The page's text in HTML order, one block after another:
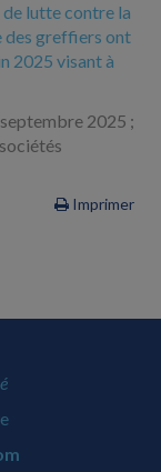
lutte contre la
des greffiers ont
2025 visant à
2025 ;
Imprimer